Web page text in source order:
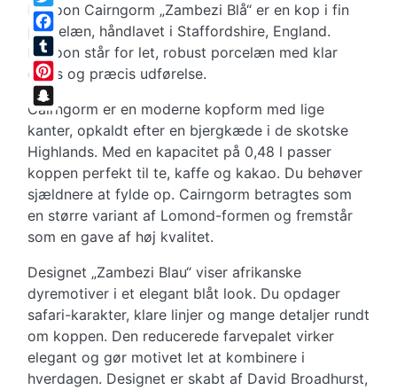
Twitter
Facebook
Tumblr
Pinterest
Snapchat
Dunoon Cairngorm „Zambezi Blå“ er en kop i fin
porcelæn, håndlavet i Staffordshire, England.
Dunoon står for let, robust porcelæn med klar
glans og præcis udførelse.
Cairngorm er en moderne kopform med lige
kanter, opkaldt efter en bjergkæde i de skotske
Highlands. Med en kapacitet på 0,48 l passer
koppen perfekt til te, kaffe og kakao. Du behøver
sjældnere at fylde op. Cairngorm betragtes som
en større variant af Lomond-formen og fremstår
som en gave af høj kvalitet.
Designet „Zambezi Blau“ viser afrikanske
dyremotiver i et elegant blåt look. Du opdager
safari-karakter, klare linjer og mange detaljer rundt
om koppen. Den reducerede farvepalet virker
elegant og gør motivet let at kombinere i
hverdagen. Designet er skabt af David Broadhurst,